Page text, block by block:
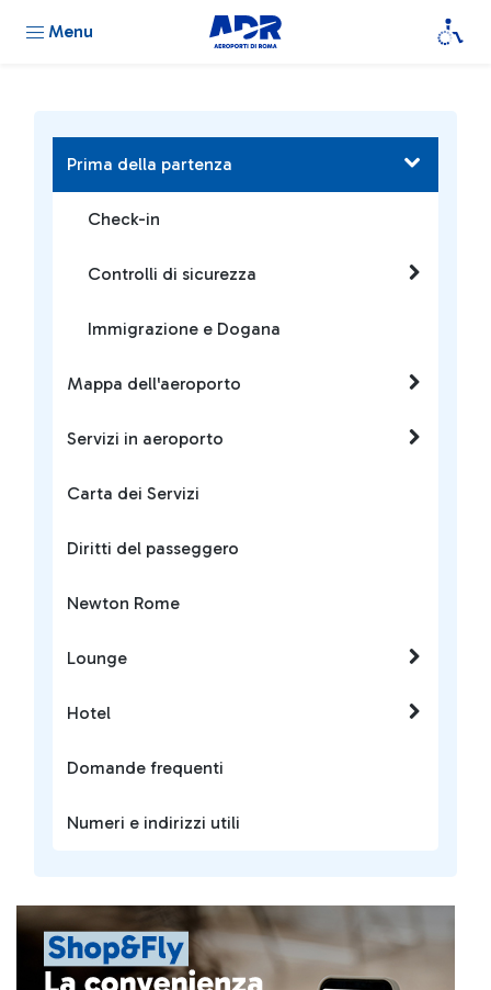
Menu
Prima della partenza
Check-in
Controlli di sicurezza
Immigrazione e Dogana
Mappa dell'aeroporto
Servizi in aeroporto
Carta dei Servizi
Diritti del passeggero
Newton Rome
Lounge
Hotel
Domande frequenti
Numeri e indirizzi utili